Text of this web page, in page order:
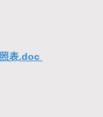
表.doc